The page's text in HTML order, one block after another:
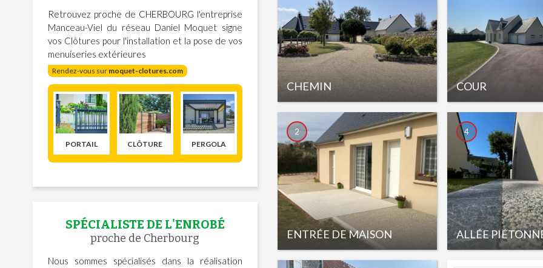
Retrouvez proche de CHERBOURG l'entreprise
Manceau-Viel du réseau Daniel Moquet signe
vos Clôtures pour l'installation et la pose de vos
menuiseries extérieures
Rendez-vous sur moquet-clotures.com
PORTAIL CLÔTURE PERGOLA
SPÉCIALISTE DE L'ENROBÉ
proche de Cherbourg
Nous sommes spécialisés dans la réalisation
CHEMIN COUR
ENTRÉE DE MAISON
2
ALLÉE
4